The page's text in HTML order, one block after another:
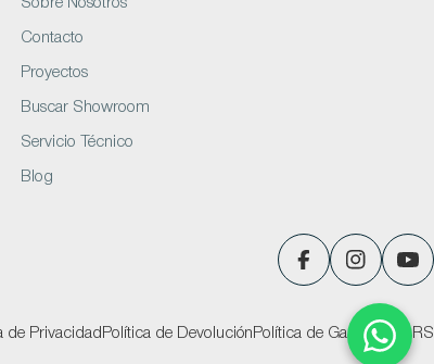
Sobre Nosotros
Contacto
Proyectos
Buscar Showroom
Servicio Técnico
Blog
FacebookInstagram
de Privacidad Política de Devolución Política de Garantías PQRS